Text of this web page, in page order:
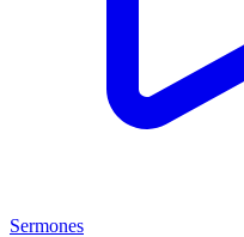
Sermones